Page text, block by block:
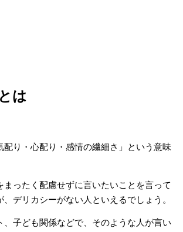
は
配り・心配り・感情の繊細さ」という意味
まったく配慮せずに言いたいことを言って
、デリカシーがない人といえるでしょう。
、子ども関係などで、そのような人が言い